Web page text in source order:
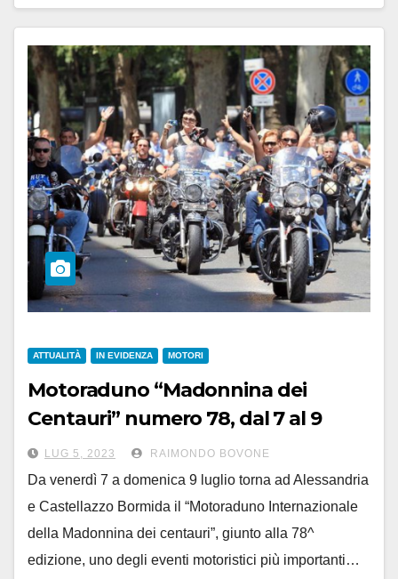
ATTUALITÀ IN EVIDENZA MOTORI
Motoraduno “Madonnina dei
Centauri” numero 78, dal 7 al 9
luglio tra Castellazzo e Alessandria
LUG 5, 2023 RAIMONDO BOVONE
Da venerdì 7 a domenica 9 luglio torna ad Alessandria
e Castellazzo Bormida il “Motoraduno Internazionale
della Madonnina dei centauri”, giunto alla 78^
edizione, uno degli eventi motoristici più importanti…